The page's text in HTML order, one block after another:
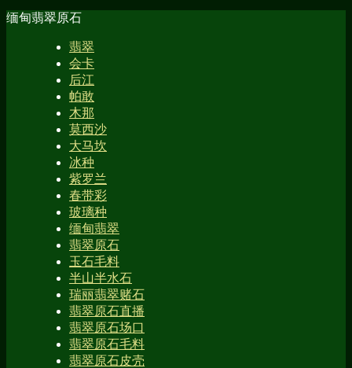
缅甸翡翠原石
翡翠
会卡
后江
帕敢
木那
莫西沙
大马坎
冰种
紫罗兰
春带彩
玻璃种
缅甸翡翠
翡翠原石
玉石毛料
半山半水石
瑞丽翡翠赌石
翡翠原石直播
翡翠原石场口
翡翠原石毛料
翡翠原石皮壳